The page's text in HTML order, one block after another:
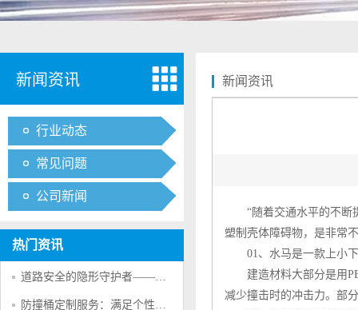
新闻资讯
行业动态
常见问题
公司新闻
热门资讯
道路安全的隐形守护者——防撞桶的多重防护作用
防撞桶定制服务：满足个性化交通安全需求的创新方案
新闻资讯
“随着交通水平的不断
塑制壳体障碍物，是非常
01、 水马是一款上小
建造材料大部分是用PE
减少撞击时的冲击力。部分